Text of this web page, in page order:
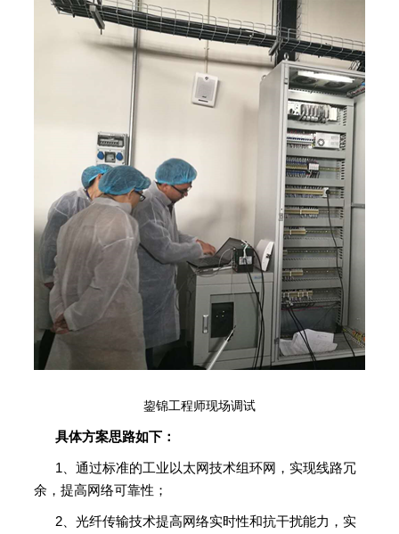
鋆锦工程师现场调试
具体方案思路如下：
1、通过标准的工业以太网技术组环网，实现线路冗
余，提高网络可靠性；
2、光纤传输技术提高网络实时性和抗干扰能力，实